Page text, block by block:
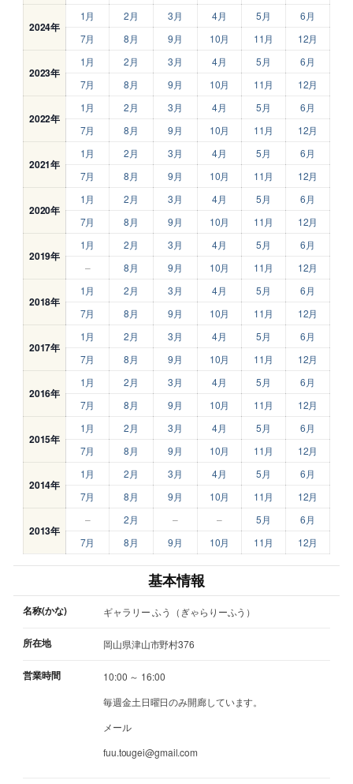
2024年
1月 2月 3月 4月 5月
6月
7月
8月 9月 10月 11月 12月
2023年
1月 2月 3月 4月 5月
6月
7月
8月 9月 10月 11月 12月
2022年
1月 2月 3月 4月 5月
6月
7月
8月 9月 10月 11月 12月
2021年
1月 2月 3月 4月 5月
6月
7月
8月 9月 10月 11月 12月
2020年
1月 2月 3月 4月 5月
6月
7月
8月 9月 10月 11月 12月
2019年
1月 2月 3月 4月 5月
6月
–
8月 9月 10月 11月 12月
2018年
1月 2月 3月 4月 5月
6月
7月
8月 9月 10月 11月 12月
2017年
1月 2月 3月 4月 5月
6月
7月
8月 9月 10月 11月 12月
2016年
1月 2月 3月 4月 5月
6月
7月
8月 9月 10月 11月 12月
2015年
1月 2月 3月 4月 5月
6月
7月
8月 9月 10月 11月 12月
2014年
1月 2月 3月 4月 5月
6月
7月
8月 9月 10月 11月 12月
2013年
– 2月 – – 5月
6月
7月
8月 9月 10月 11月 12月
基本情報
名称(かな) ギャラリー ふう（ぎゃらりーふう）
所在地 岡山県津山市野村376
営業時間
10:00 ～ 16:00
毎週金土日曜日のみ開廊しています。
メール
fuu.tougei@gmail.com